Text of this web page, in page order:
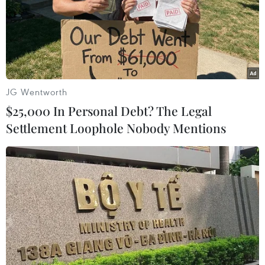
Play
Video
Những rào cản không dễ vượt qua
Thực tế cho thấy, không phải doanh nghiệp nào
cũng có thể đầu tư tốt cho thị trường nội địa, bởi
giữa xuất khẩu và sản xuất hàng hóa tiêu thụ
trong nước có những điều kiện khác nhau.
Ông Lê Tiến Trường, Tổng Giám đốc Tập đoàn
Dệt may Việt Nam (Vinatex) cho hay, thời gian
qua, ngành dệt may Việt Nam đã đạt được
những thành tích nổi bật trong công tác xuất
khẩu, kim ngạch xuất khẩu dệt may đã tăng lên
tới trên 36 tỷ USD, đứng vào nhóm 2 nước dẫn
JG Wentworth
$25,000 In Personal Debt? The Legal
Settlement Loophole Nobody Mentions